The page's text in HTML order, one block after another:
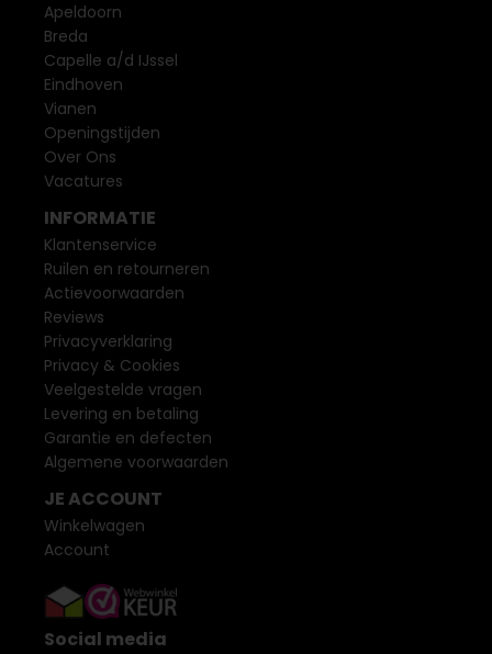
Apeldoorn
Breda
Capelle a/d IJssel
Eindhoven
Vianen
Openingstijden
Over Ons
Vacatures
INFORMATIE
Klantenservice
Ruilen en retourneren
Actievoorwaarden
Reviews
Privacyverklaring
Privacy & Cookies
Veelgestelde vragen
Levering en betaling
Garantie en defecten
Algemene voorwaarden
JE ACCOUNT
Winkelwagen
Account
Social media